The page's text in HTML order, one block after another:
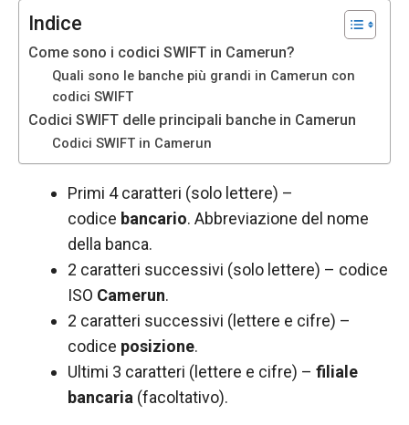
Indice
Come sono i codici SWIFT in Camerun?
Quali sono le banche più grandi in Camerun con
codici SWIFT
Codici SWIFT delle principali banche in Camerun
Codici SWIFT in Camerun
Primi 4 caratteri (solo lettere) –
codice bancario. Abbreviazione del nome
della banca.
2 caratteri successivi (solo lettere) – codice
ISO Camerun.
2 caratteri successivi (lettere e cifre) –
codice posizione.
Ultimi 3 caratteri (lettere e cifre) – filiale
bancaria (facoltativo).
Necessario
Questi cookie
non sono
opzionali.
funzionamento
Statistiche
Al fine di
funzionalità